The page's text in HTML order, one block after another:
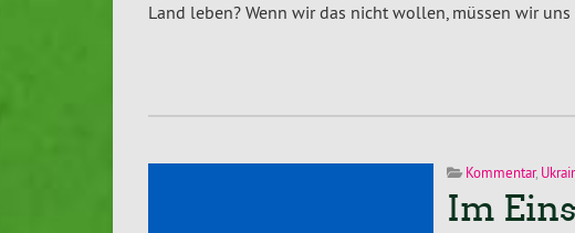
Land leben? Wenn wir das nicht wollen, müssen wir
Kommentar,
Im